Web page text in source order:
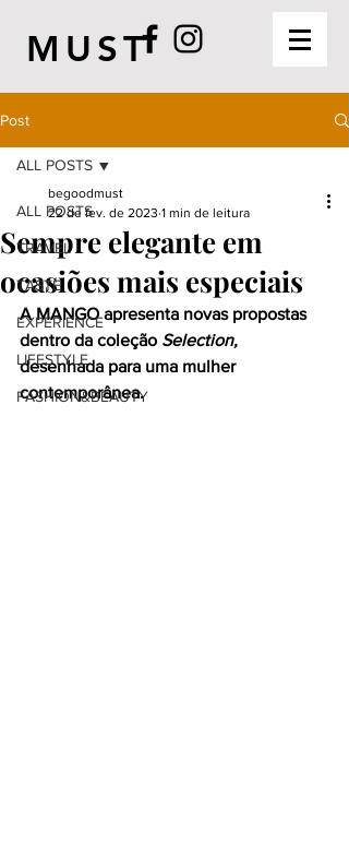
MUST
Post
ALL POSTS
TRAVEL
TASTE
EXPERIENCE
LIFESTYLE
FASHION&BEAUTY
ALL POSTS
Sempre elegante em
ocasiões mais especiais
begoodmust
22 de fev. de 2023 1 min de leitura
A MANGO apresenta novas propostas
dentro da coleção Selection,
desenhada para uma mulher
contemporânea.